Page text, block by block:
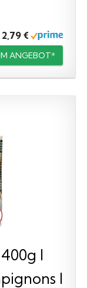
2,79 €
ANGEBOT*
I
I